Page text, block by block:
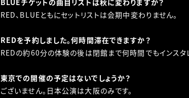
BLUEチケットの曲目リストは秋に変わりますか？
RED、BLUEともにセットリストは会期中変わりません。
REDを予約しました。何時間滞在できますか？
REDの約60分の体験の後は閉館まで何時間でもインスタ
東京での開催の予定はないでしょうか？
ございません。日本公演は大阪のみです。